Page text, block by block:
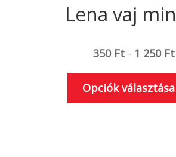
Lena vaj
350 Ft- 1 250 Ft
Opciók választása